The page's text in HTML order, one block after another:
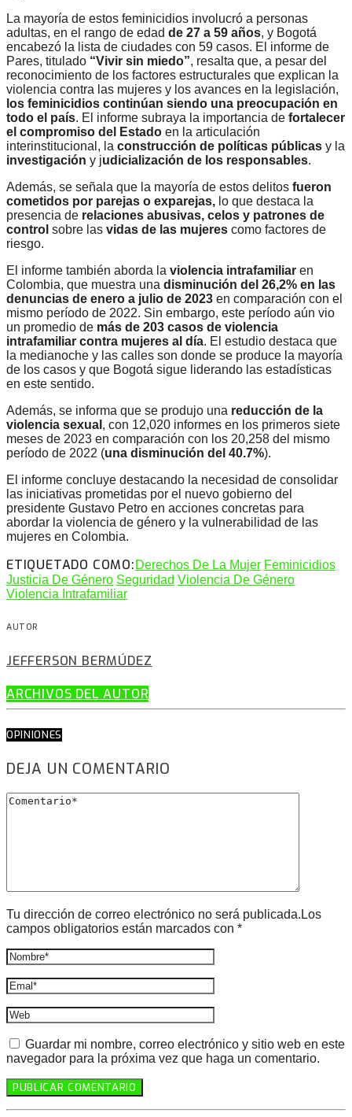
La mayoría de estos feminicidios involucró a personas
adultas, en el rango de edad de 27 a 59 años, y Bogotá
encabezó la lista de ciudades con 59 casos. El informe de
Pares, titulado “Vivir sin miedo”, resalta que, a pesar del
reconocimiento de los factores estructurales que explican la
violencia contra las mujeres y los avances en la legislación,
los feminicidios continúan siendo una preocupación en
todo el país. El informe subraya la importancia de fortalecer
el compromiso del Estado en la articulación
interinstitucional, la construcción de políticas públicas y la
investigación y judicialización de los responsables.
Además, se señala que la mayoría de estos delitos fueron
cometidos por parejas o exparejas, lo que destaca la
presencia de relaciones abusivas, celos y patrones de
control sobre las vidas de las mujeres como factores de
riesgo.
El informe también aborda la violencia intrafamiliar en
Colombia, que muestra una disminución del 26,2% en las
denuncias de enero a julio de 2023 en comparación con el
mismo período de 2022. Sin embargo, este período aún vio
un promedio de más de 203 casos de violencia
intrafamiliar contra mujeres al día. El estudio destaca que
la medianoche y las calles son donde se produce la mayoría
de los casos y que Bogotá sigue liderando las estadísticas
en este sentido.
Además, se informa que se produjo una reducción de la
violencia sexual , con 12,020 informes en los primeros siete
meses de 2023 en comparación con los 20,258 del mismo
período de 2022 (una disminución del 40.7%).
El informe concluye destacando la necesidad de consolidar
las iniciativas prometidas por el nuevo gobierno del
presidente Gustavo Petro en acciones concretas para
abordar la violencia de género y la vulnerabilidad de las
mujeres en Colombia.
ETIQUETADO COMO: Derechos De La Mujer Feminicidios
Justicia De Género Seguridad Violencia De Género
Violencia Intrafamiliar
AUTOR
JEFFERSON BERMÚDEZ
ARCHIVOS DEL AUTOR
OPINIONES
DEJA UN COMENTARIO
Tu dirección de correo electrónico no será publicada.Los
campos obligatorios están marcados con *
Guardar mi nombre, correo electrónico y sitio web en este
navegador para la próxima vez que haga un comentario.